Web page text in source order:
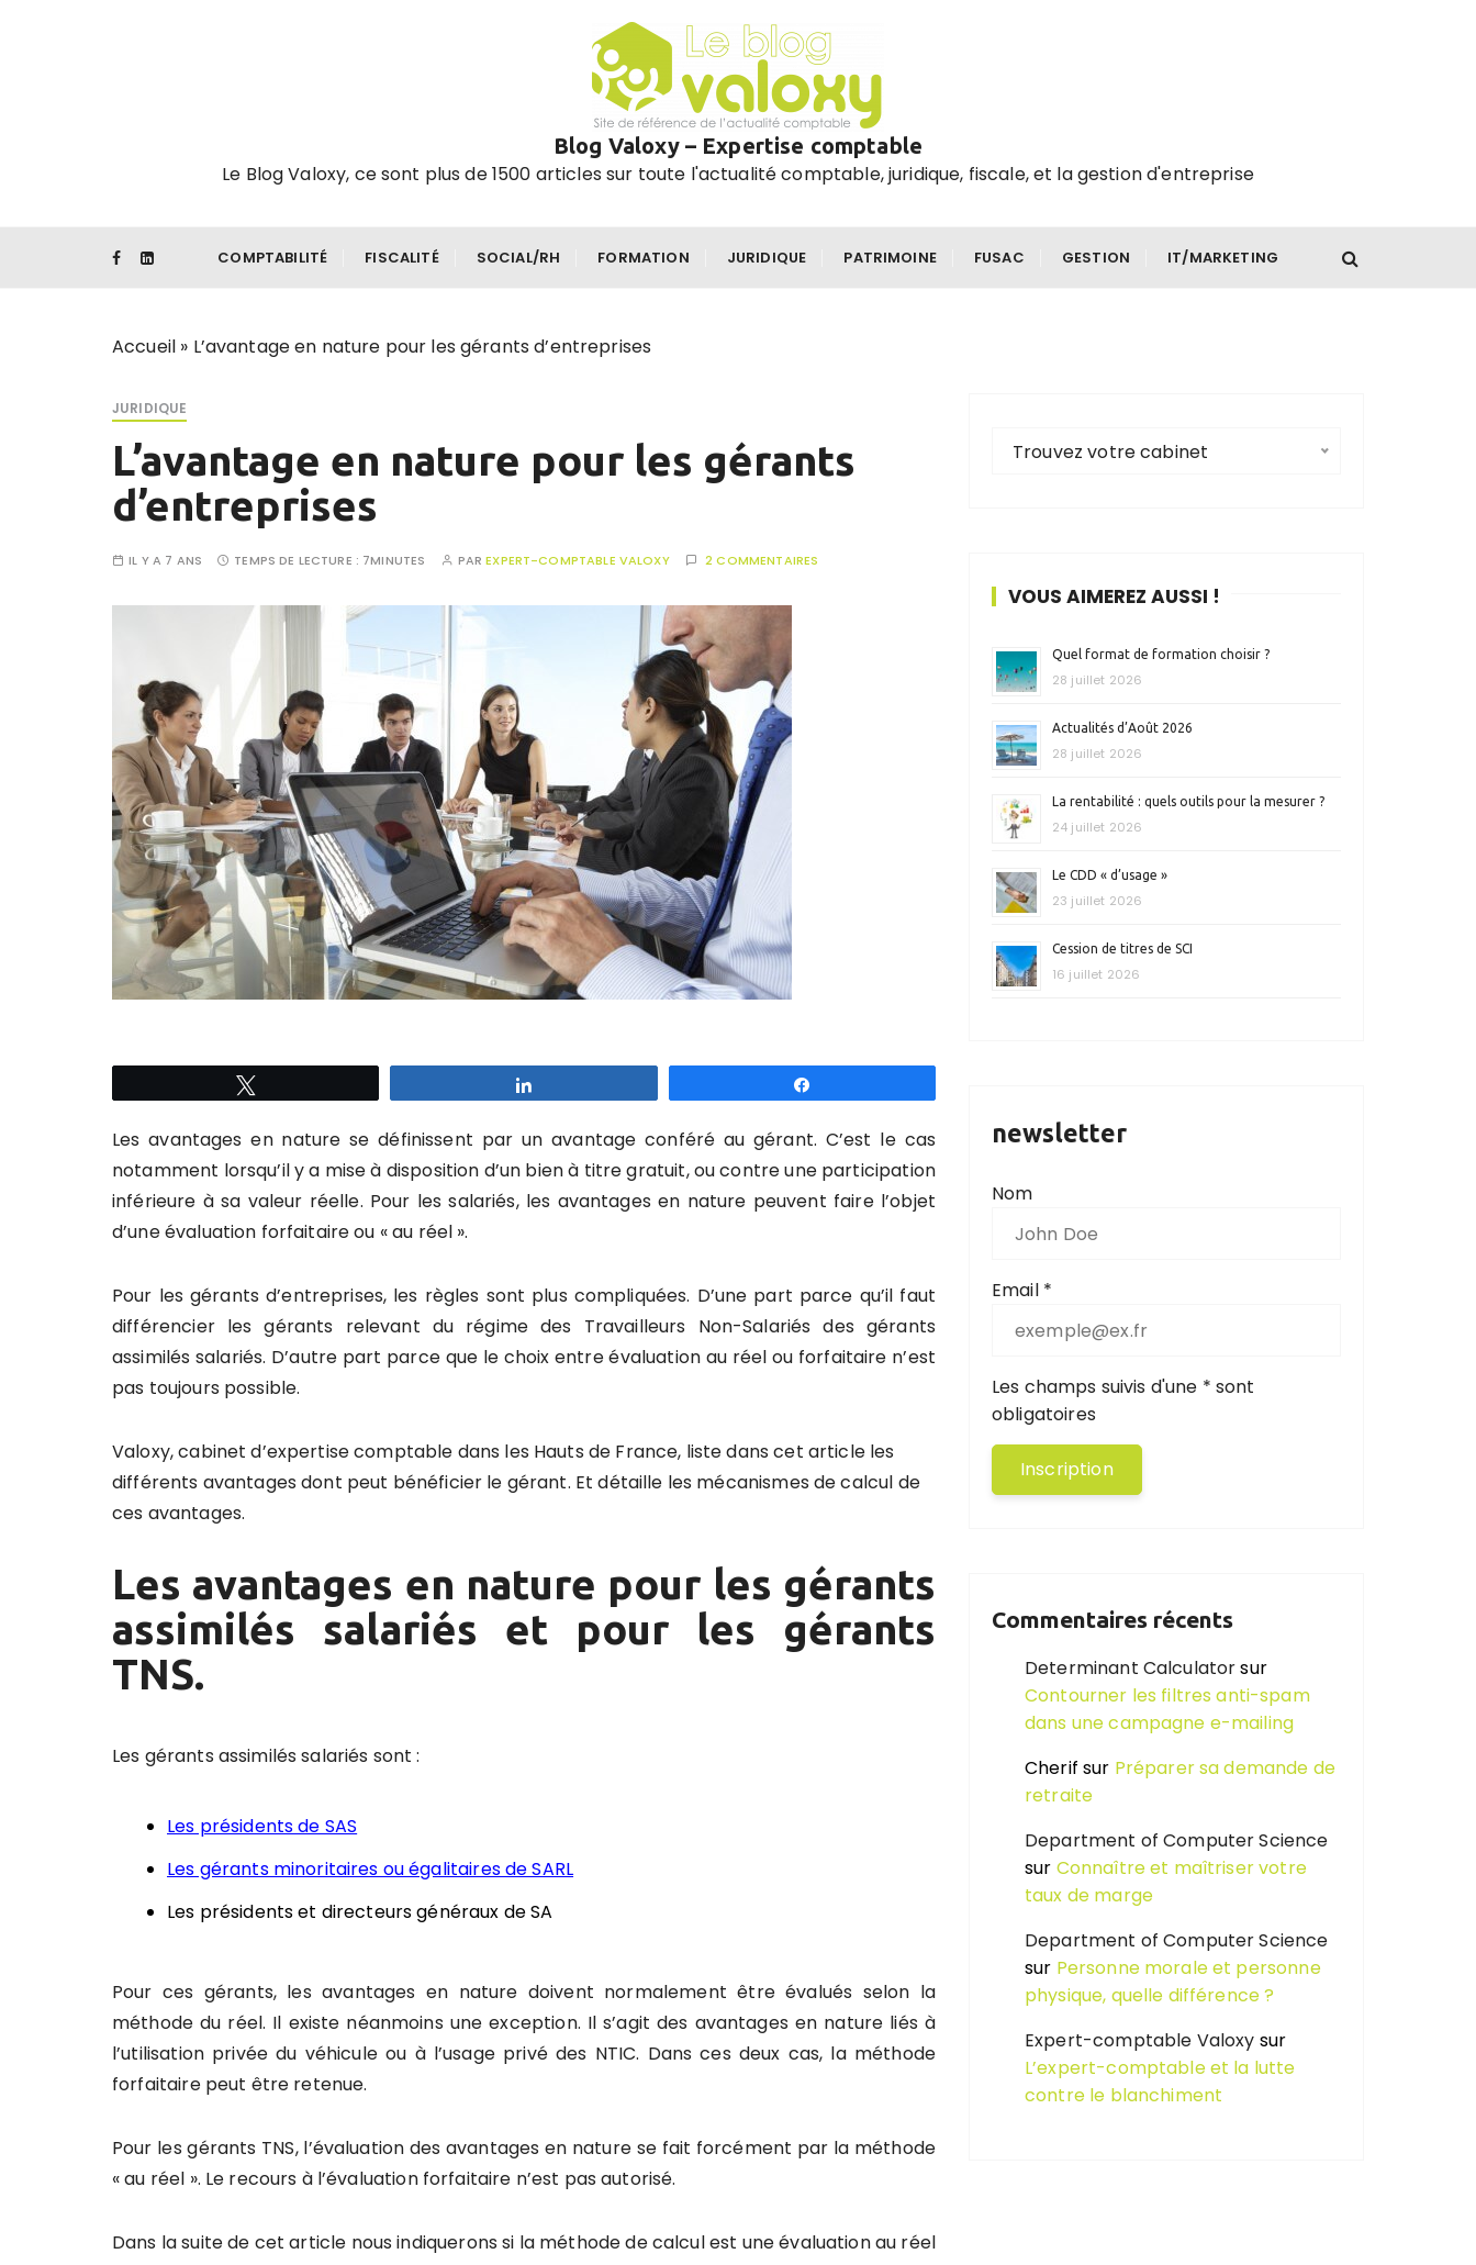
Blog Valoxy – Expertise comptable
Le Blog Valoxy, ce sont plus de 1500 articles sur toute l'actualité comptable, juridique, fiscale, et la gestion d'entreprise
COMPTABILITÉ FISCALITÉ SOCIAL/RH FORMATION JURIDIQUE PATRIMOINE FUSAC GESTION IT/MARKETING
Accueil » L’avantage en nature pour les gérants d’entreprises
JURIDIQUE
L’avantage en nature pour les gérants
d’entreprises
IL Y A 7 ANS TEMPS DE LECTURE : 7MINUTES PAREXPERT-COMPTABLE VALOXY 2 COMMENTAIRES
Les avantages en nature se définissent par un avantage conféré au gérant. C’est le cas
notamment lorsqu’il y a mise à disposition d’un bien à titre gratuit, ou contre une participation
inférieure à sa valeur réelle. Pour les salariés, les avantages en nature peuvent faire l’objet
d’une évaluation forfaitaire ou « au réel ».
Pour les gérants d’entreprises, les règles sont plus compliquées. D’une part parce qu’il faut
différencier les gérants relevant du régime des Travailleurs Non-Salariés des gérants
assimilés salariés. D’autre part parce que le choix entre évaluation au réel ou forfaitaire n’est
pas toujours possible.
Valoxy, cabinet d’expertise comptable dans les Hauts de France, liste dans cet article les
différents avantages dont peut bénéficier le gérant. Et détaille les mécanismes de calcul de
ces avantages.
Les avantages en nature pour les gérants
assimilés salariés et pour les gérants
TNS.
Les gérants assimilés salariés sont :
Les présidents de SAS
Les gérants minoritaires ou égalitaires de SARL
Les présidents et directeurs généraux de SA
Pour ces gérants, les avantages en nature doivent normalement être évalués selon la
méthode du réel. Il existe néanmoins une exception. Il s’agit des avantages en nature liés à
l’utilisation privée du véhicule ou à l’usage privé des NTIC. Dans ces deux cas, la méthode
forfaitaire peut être retenue.
Pour les gérants TNS, l’évaluation des avantages en nature se fait forcément par la méthode
« au réel ». Le recours à l’évaluation forfaitaire n’est pas autorisé.
Dans la suite de cet article nous indiquerons si la méthode de calcul est une évaluation au réel
Trouvez votre cabinet
VOUS AIMEREZ AUSSI !
Quel format de formation choisir ?
28 juillet 2026
Actualités d’Août 2026
28 juillet 2026
La rentabilité : quels outils pour la mesurer ?
24 juillet 2026
Le CDD « d’usage »
23 juillet 2026
Cession de titres de SCI
16 juillet 2026
newsletter
Nom
Email *
Les champs suivis d'une * sont
obligatoires
Commentaires récents
Determinant Calculatorsur
Contourner les filtres anti-spam
dans une campagne e-mailing
Cherif sur Préparer sa demande de
retraite
Department of Computer Science
sur Connaître et maîtriser votre
taux de marge
Department of Computer Science
sur Personne morale et personne
physique, quelle différence ?
Expert-comptable Valoxy sur
L’expert-comptable et la lutte
contre le blanchiment